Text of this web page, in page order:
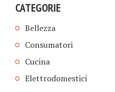
CATEGORIE
Bellezza
Consumatori
Cucina
Elettrodomestici